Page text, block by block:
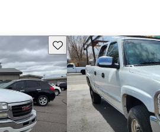
Guarda este Aviso